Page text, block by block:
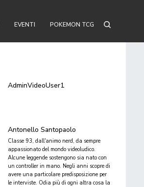
EVENTI POKEMON TCG
AdminVideoUser1
Antonello Santopaolo
Classe 93, dall'animo nerd, da sempre
appassionato del mondo videoludico.
Alcune leggende sostengono sia nato con
un controller in mano. Negli anni scopre di
avere una particolare predisposizione per
le interviste. Odia più di ogni altra cosa la